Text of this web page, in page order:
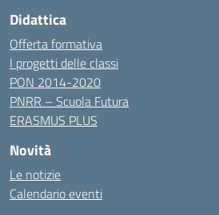
Didattica
Offerta formativa
I progetti delle classi
PON 2014-2020
PNRR – Scuola Futura
ERASMUS PLUS
Novità
Le notizie
Calendario eventi